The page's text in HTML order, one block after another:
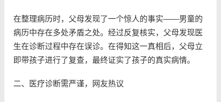
在整理病历时，父母发现了一个惊人的事实——男童的
病历中存在多处矛盾之处。经过反复核实，父母发现医
生在诊断过程中存在误诊。在得知这一真相后，父母立
即带孩子进行了复查，最终证实了孩子的真实病情。
二、医疗诊断需严谨，网友热议